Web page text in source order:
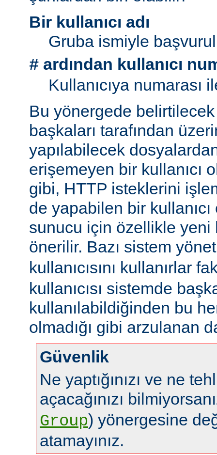
Bir kullanıcı adı
Gruba ismiyle
# ardından kullanıcı
Kullanıcıya numarası
Bu yönergede belirtilecek
başkaları tarafından
yapılabilecek
erişemeyen bir kullanıcı
gibi, HTTP isteklerini
de yapabilen bir kullanıcı
sunucu için özellikle yeni
önerilir. Bazı sistem
kullanıcısını kullanırlar
kullanıcısı sistemde
kullanılabildiğinden bu
olmadığı gibi arzulanan
Güvenlik
Ne yaptığınızı ve ne
açacağınızı
Group) yönergesine
atamayınız.